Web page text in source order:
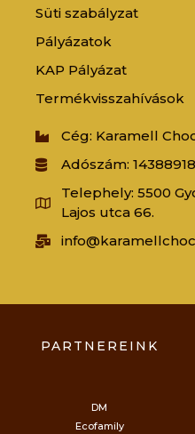
Süti szabályzat
Pályázatok
KAP Pályázat
Termékvisszahívások
Cég: Karamell
Adószám:
Telephely: 5500
Lajos utca 66.
PARTNEREINK
DM
Ecofamily